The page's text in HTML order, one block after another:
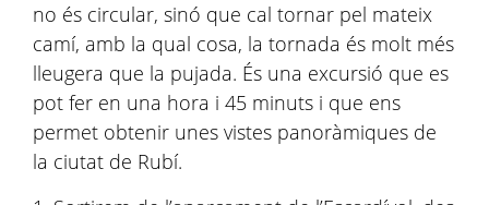
no és circular, sinó que cal tornar pel mateix
camí, amb la qual cosa, la tornada és molt més
lleugera que la pujada. És una excursió que es
pot fer en una hora i 45 minuts i que ens
permet obtenir unes vistes panoràmiques de
la ciutat de Rubí.